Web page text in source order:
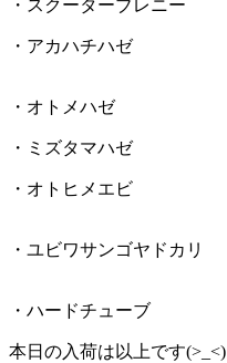
・スクーターブレニー
・アカハチハゼ
・オトメハゼ
・ミズタマハゼ
・オトヒメエビ
・ユビワサンゴヤドカリ
・ハードチューブ
本日の入荷は以上です(>_<)